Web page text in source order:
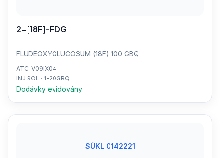
2-[18F]-FDG
FLUDEOXYGLUCOSUM (18F) 100 GBQ
ATC: V09IX04
INJ SOL · 1-20GBQ
Dodávky evidovány
SÚKL 0142221